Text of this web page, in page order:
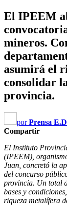
El IPEEM
mineros.
asumirá el
consolidar
provincia.
porPrensa
Compartir
El Instituto
(IPEEM),
Juan, concretó la
del concurso
provincia. Un total
bases y
riqueza metalífera